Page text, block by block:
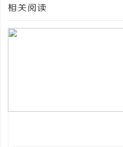
相关阅读